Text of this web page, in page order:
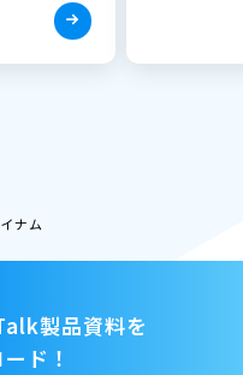
ナム
製品資料を
ド！